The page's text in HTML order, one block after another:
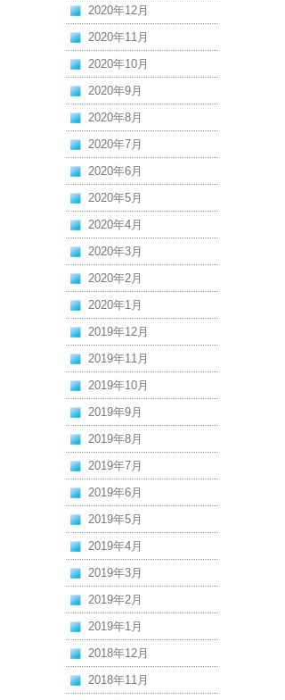
2020年12月
2020年11月
2020年10月
2020年9月
2020年8月
2020年7月
2020年6月
2020年5月
2020年4月
2020年3月
2020年2月
2020年1月
2019年12月
2019年11月
2019年10月
2019年9月
2019年8月
2019年7月
2019年6月
2019年5月
2019年4月
2019年3月
2019年2月
2019年1月
2018年12月
2018年11月